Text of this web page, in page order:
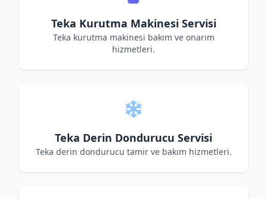
Teka Kurutma Makinesi Servisi
Teka kurutma makinesi bakım ve onarım
hizmetleri.
Teka Derin Dondurucu Servisi
Teka derin dondurucu tamir ve bakım hizmetleri.